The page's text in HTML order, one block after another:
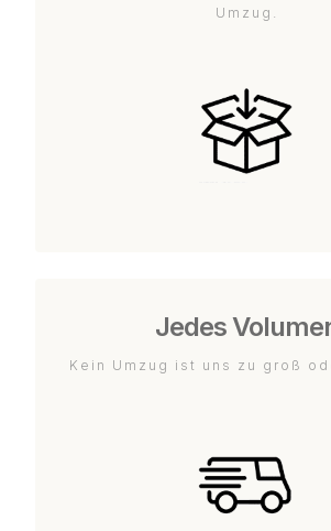
Umzug.
Jedes
Kein Umzug ist uns zu groß